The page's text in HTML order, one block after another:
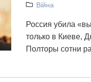
Війна
Россия убила
только в Киеве,
Полторы сотни